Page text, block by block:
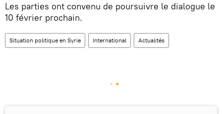
Les parties ont convenu de poursuivre le dialogue le
10 février prochain.
Situation politique en Syrie International Actualités